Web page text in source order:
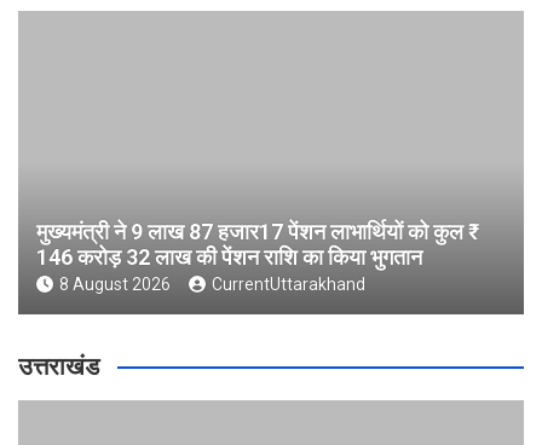
मुख्यमंत्री ने 9 लाख 87 हजार17 पेंशन लाभार्थियों को कुल ₹
146 करोड़ 32 लाख की पेंशन राशि का किया भुगतान
8 August 2026 CurrentUttarakhand
उत्तराखंड